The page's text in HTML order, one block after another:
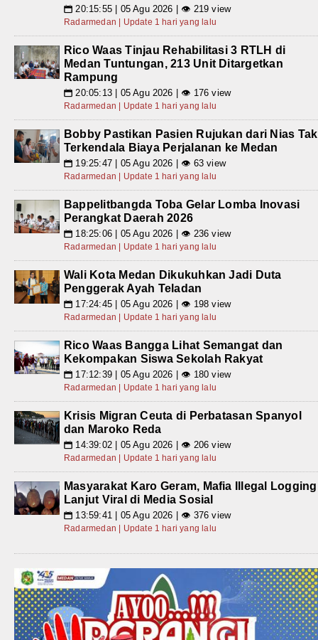
📅 20:15:55 | 05 Agu 2026 | 👁 219 view
Radarmedan | Update 1 hari yang lalu
Rico Waas Tinjau Rehabilitasi 3 RTLH di
Medan Tuntungan, 213 Unit Ditargetkan
Rampung
📅 20:05:13 | 05 Agu 2026 | 👁 176 view
Radarmedan | Update 1 hari yang lalu
Bobby Pastikan Pasien Rujukan dari Nias Tak
Terkendala Biaya Perjalanan ke Medan
📅 19:25:47 | 05 Agu 2026 | 👁 63 view
Radarmedan | Update 1 hari yang lalu
Bappelitbangda Toba Gelar Lomba Inovasi
Perangkat Daerah 2026
📅 18:25:06 | 05 Agu 2026 | 👁 236 view
Radarmedan | Update 1 hari yang lalu
Wali Kota Medan Dikukuhkan Jadi Duta
Penggerak Ayah Teladan
📅 17:24:45 | 05 Agu 2026 | 👁 198 view
Radarmedan | Update 1 hari yang lalu
Rico Waas Bangga Lihat Semangat dan
Kekompakan Siswa Sekolah Rakyat
📅 17:12:39 | 05 Agu 2026 | 👁 180 view
Radarmedan | Update 1 hari yang lalu
Krisis Migran Ceuta di Perbatasan Spanyol
dan Maroko Reda
📅 14:39:02 | 05 Agu 2026 | 👁 206 view
Radarmedan | Update 1 hari yang lalu
Masyarakat Karo Geram, Mafia Illegal Logging
Lanjut Viral di Media Sosial
📅 13:59:41 | 05 Agu 2026 | 👁 376 view
Radarmedan | Update 1 hari yang lalu